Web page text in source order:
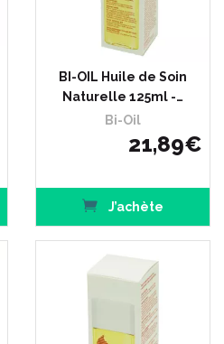
BI-OIL Huile de Soin
Naturelle 125ml -…
Bi-Oil
21,89€
J’achète